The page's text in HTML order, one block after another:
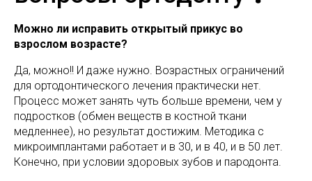
Можно ли исправить открытый прикус во
взрослом возрасте?
Да, можно!! И даже нужно. Возрастных ограничений
для ортодонтического лечения практически нет.
Процесс может занять чуть больше времени, чем у
подростков (обмен веществ в костной ткани
медленнее), но результат достижим. Методика с
микроимплантами работает и в 30, и в 40, и в 50 лет.
Конечно, при условии здоровых зубов и пародонта.